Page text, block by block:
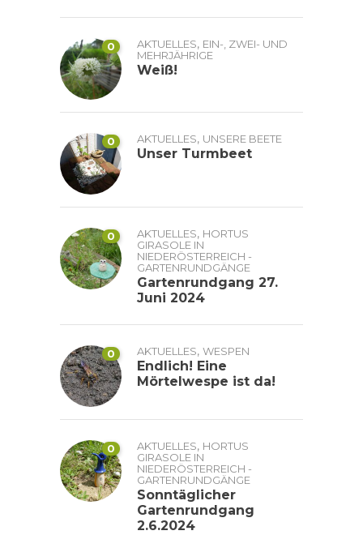
0 AKTUELLES, EIN-, ZWEI- UND
MEHRJÄHRIGE
Weiß!
0 AKTUELLES, UNSERE BEETE
Unser Turmbeet
0 AKTUELLES, HORTUS
GIRASOLE IN
NIEDERÖSTERREICH -
GARTENRUNDGÄNGE
Gartenrundgang 27.
Juni 2024
0 AKTUELLES, WESPEN
Endlich! Eine
Mörtelwespe ist da!
0 AKTUELLES, HORTUS
GIRASOLE IN
NIEDERÖSTERREICH -
GARTENRUNDGÄNGE
Sonntäglicher
Gartenrundgang
2.6.2024